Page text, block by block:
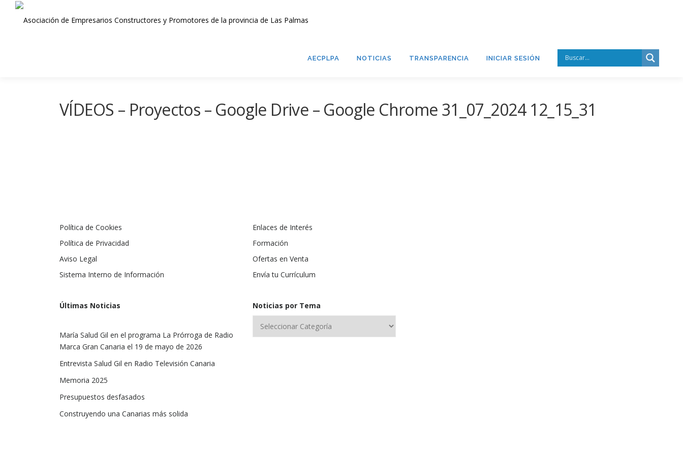
Saltar
AECPLPA NOTICIAS TRANSPARENCIA INICIAR SESIÓN
VÍDEOS – Proyectos – Google Drive – Google Chrome 31_07_2024 12_15_31
Política de Cookies
Política de Privacidad
Aviso Legal
Sistema Interno de Información
Últimas Noticias
María Salud Gil en el programa La Prórroga de Radio
Marca Gran Canaria el 19 de mayo de 2026
Entrevista Salud Gil en Radio Televisión Canaria
Memoria 2025
Presupuestos desfasados
Construyendo una Canarias más solida
Enlaces de Interés
Formación
Ofertas en Venta
Envía tu Currículum
Noticias por Tema